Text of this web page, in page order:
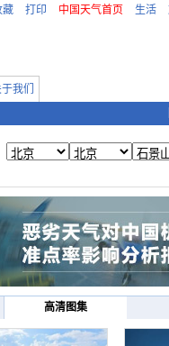
藏 打印 中国天气首页 生活
我们
高清图集